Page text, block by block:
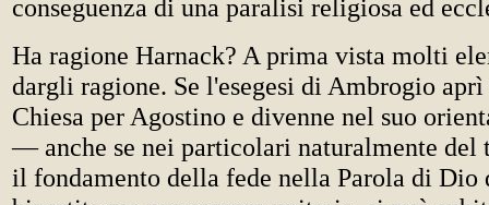
conseguenza di una paralisi religiosa ed
Ha ragione Harnack? A prima vista molti
dargli ragione. Se l'esegesi di Ambrogio
Chiesa per Agostino e divenne nel suo
— anche se nei particolari naturalmente
il fondamento della fede nella Parola di Dio